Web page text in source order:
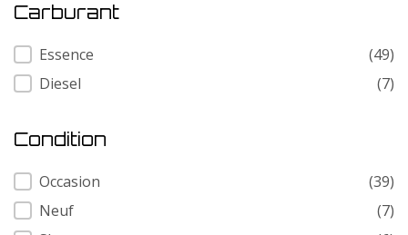
Carburant
Carburant
Essence
(49)
Diesel
(7)
Condition
Condition
Occasion
(39)
Neuf
(7)